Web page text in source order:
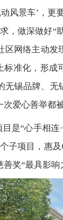
风景车’，
，做深做好“
区网络主动
标准化，形
无锡品牌、
爱心善举都
目是“心手相
子项目，惠
奖“最具影响